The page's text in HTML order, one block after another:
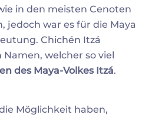
in den meisten Cenoten
jedoch war es für die Maya
Chichén Itzá
welcher so viel
des Maya-Volkes Itzá.
Möglichkeit haben,